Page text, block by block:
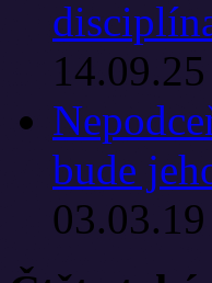
14.09.25
bude
03.03.19